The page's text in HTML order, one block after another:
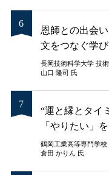
恩師との出会
文をつなぐ学
長岡技術科学大学 技
山口 隆司 氏
“運と縁とタイ
「やりたい」
鶴岡工業高等専門学
倉田 かりん 氏